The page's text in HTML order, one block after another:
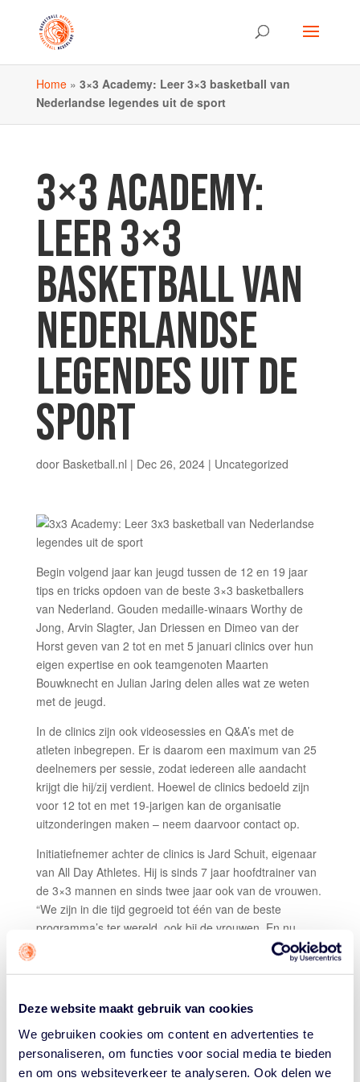
Deze website maakt gebruik van cookies
We gebruiken cookies om content en advertenties te
personaliseren, om functies voor social media te bieden
en om ons websiteverkeer te analyseren. Ook delen we
Home» 3×3 Academy: Leer 3×3 basketball van
Nederlandse legendes uit de sport
3×3 ACADEMY:
LEER 3×3
BASKETBALL VAN
NEDERLANDSE
LEGENDES UIT DE
SPORT
door Basketball.nl | Dec 26, 2024| Uncategorized
Begin volgend jaar kan jeugd tussen de 12 en 19 jaar
tips en tricks opdoen van de beste 3×3 basketballers
van Nederland. Gouden medaille-winaars Worthy de
Jong, Arvin Slagter, Jan Driessen en Dimeo van der
Horst geven van 2 tot en met 5 januari clinics over hun
eigen expertise en ook teamgenoten Maarten
Bouwknecht en Julian Jaring delen alles wat ze weten
met de jeugd.
In de clinics zijn ook videosessies en Q&A’s met de
atleten inbegrepen. Er is daarom een maximum van 25
deelnemers per sessie, zodat iedereen alle aandacht
krijgt die hij/zij verdient. Hoewel de clinics bedoeld zijn
voor 12 tot en met 19-jarigen kan de organisatie
uitzonderingen maken – neem daarvoor contact op.
Initiatiefnemer achter de clinics is Jard Schuit, eigenaar
van All Day Athletes. Hij is sinds 7 jaar hoofdtrainer van
de 3×3 mannen en sinds twee jaar ook van de vrouwen.
“We zijn in die tijd gegroeid tot één van de beste
programma’s ter wereld, ook bij de vrouwen. En nu
willen we de dingen die ons succesvol maken delen met
anders dan de rest van de wereld. Dat zit hem in tactiek,
maar ook in de kleine dingen die je doet op het veld.”
Schuit gaf wereldwijd al clinics over die succesvolle
aanpak. “Veelzijdige spelers maken. Dát is waar we ons